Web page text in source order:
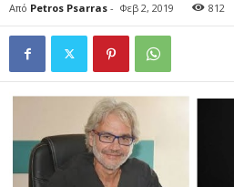
Από Petros Psarras - Φεβ 2, 2019 812